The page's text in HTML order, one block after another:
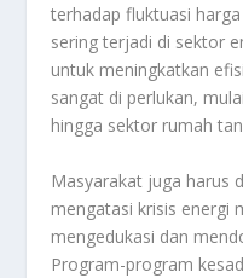
terhadap fluktuasi
sering terjadi di sektor
untuk meningkatkan
sangat di perlukan,
hingga sektor rumah
Masyarakat juga harus
mengatasi krisis energi
mengedukasi dan
Program-program